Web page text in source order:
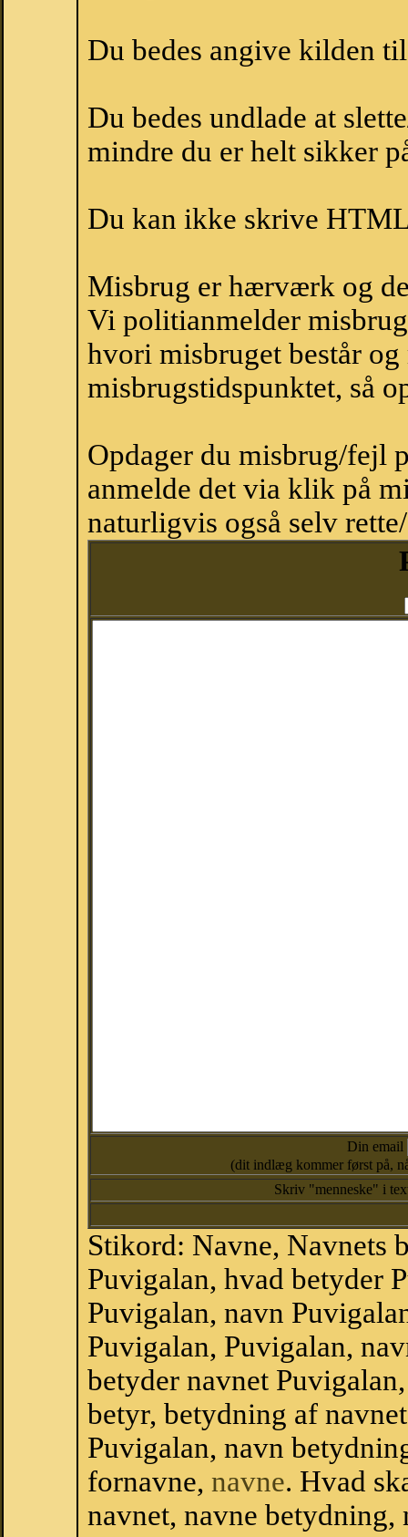
Du bedes angive kilden
Du bedes undlade at
mindre du er helt sikker
Du kan ikke skrive
Misbrug er hærværk og
Vi politianmelder
hvori misbruget består
misbrugstidspunktet, så
Opdager du misbrug/fejl
anmelde det via klik på
naturligvis også selv
Din email
(dit indlæg kommer først på,
Skriv "menneske" i
Stikord: Navne, Navnets
Puvigalan, hvad betyder
Puvigalan, navn
Puvigalan, Puvigalan,
betyder navnet
betyr, betydning af
Puvigalan, navn
fornavne, navne. Hvad
navnet, navne